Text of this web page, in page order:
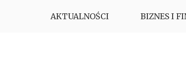
AKTUALNOŚCI BIZNES I